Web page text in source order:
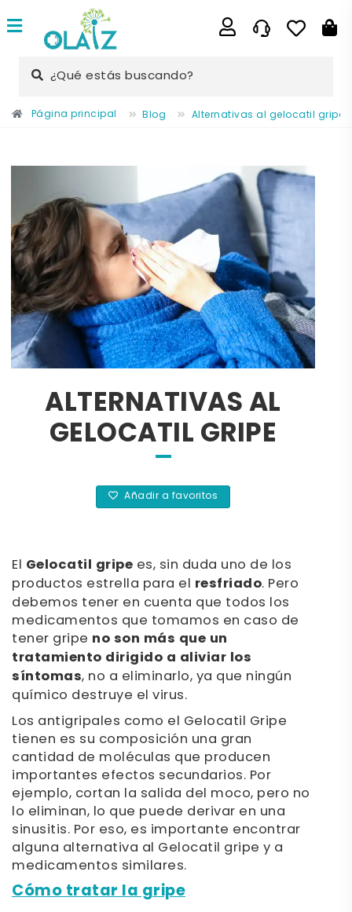
¿Qué estás buscando?
Página principal Blog Alternativas al gelocatil gripe
ALTERNATIVAS AL
GELOCATIL GRIPE
Añadir a favoritos
El Gelocatil gripe es, sin duda uno de los
productos estrella para el resfriado. Pero
debemos tener en cuenta que todos los
medicamentos que tomamos en caso de
tener gripe no son más que un
tratamiento dirigido a aliviar los
síntomas, no a eliminarlo, ya que ningún
químico destruye el virus.
Los antigripales como el Gelocatil Gripe
tienen es su composición una gran
cantidad de moléculas que producen
importantes efectos secundarios. Por
ejemplo, cortan la salida del moco, pero no
lo eliminan, lo que puede derivar en una
sinusitis. Por eso, es importante encontrar
alguna alternativa al Gelocatil gripe y a
medicamentos similares.
Cómo tratar la gripe